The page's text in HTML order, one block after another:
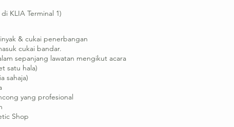
KLIA Terminal 1)
& cukai penerbangan
cukai bandar.
sepanjang lawatan mengikut acara
satu hala)
sahaja)
yang profesional
Shop